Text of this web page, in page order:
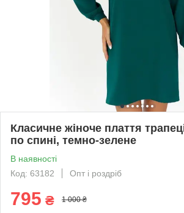
Класичне жіноче плаття
по спині, темно-зелене
В наявності
Код: 63182
Опт і роздріб
795 ₴ 1 000 ₴